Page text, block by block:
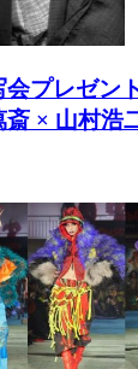
会プレゼン
× 山村浩